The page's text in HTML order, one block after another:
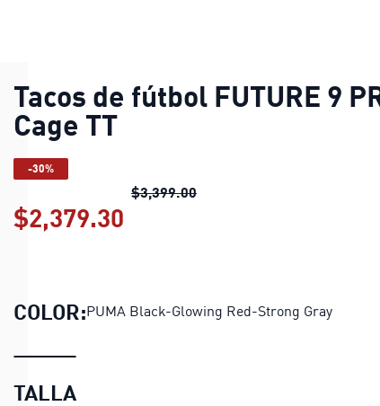
Tacos de fútbol FUTURE 9
Cage TT
-30%
$3,399.00Tacos de fútbol FUTURE 9
$2,379.30
COLOR:PUMA Black-Glowing Red-Strong Gray
TALLA